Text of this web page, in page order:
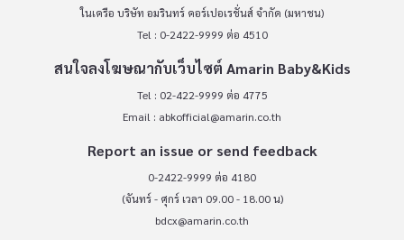
ในเครือ บริษัท อมรินทร์ คอร์เปอเรชั่นส์ จำกัด (มหาชน)
Tel : 0-2422-9999 ต่อ 4510
สนใจลงโฆษณากับเว็บไซต์ Amarin Baby&Kids
Tel : 02-422-9999 ต่อ 4775
Email : abkofficial@amarin.co.th
Report an issue or send feedback
0-2422-9999 ต่อ 4180
(จันทร์ - ศุกร์ เวลา 09.00 - 18.00 น)
bdcx@amarin.co.th